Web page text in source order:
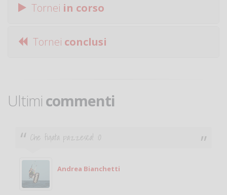
Tornei in corso
Tornei conclusi
Ultimi commenti
Ciao. Sono a Treviglio da poco e vorrei tornare a
giocare. Se sei in zona e puoi giocare fammi sapere.
Michele